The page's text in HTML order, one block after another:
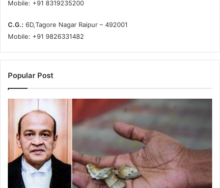
Mobile: +91 8319235200
C.G.: 6D,Tagore Nagar Raipur – 492001
Mobile: +91 9826331482
Popular Post